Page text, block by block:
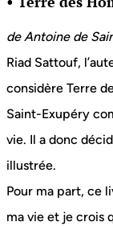
de Antoine de
Riad Sattouf,
considère Terre
Saint-Exupéry
vie. Il a donc
illustrée.
Pour ma part, ce
ma vie et je crois